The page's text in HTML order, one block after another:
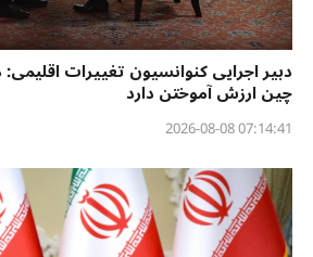
دبیر اجرایی کنوانسیون تغییرات
چین ارزش آموختن دارد
07:14:41 2026-08-08